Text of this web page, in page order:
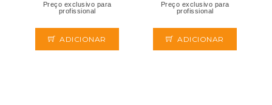
Preço exclusivo para
profissional
ADICIONAR
Preço exclusivo para
profissional
ADICIONAR